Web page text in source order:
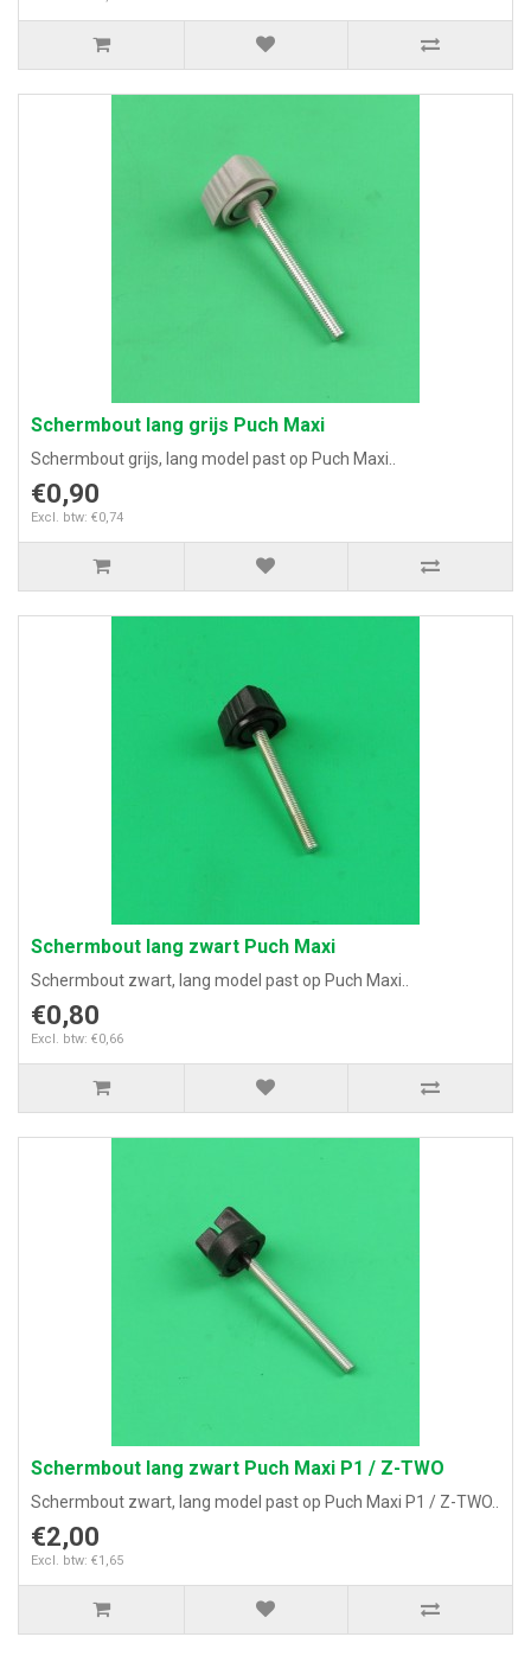
Schermbout lang grijs Puch Maxi
Schermbout grijs, lang model past op Puch Maxi..
€0,90
Excl. btw: €0,74
Schermbout lang zwart Puch Maxi
Schermbout zwart, lang model past op Puch Maxi..
€0,80
Excl. btw: €0,66
Schermbout lang zwart Puch Maxi P1 / Z-TWO
Schermbout zwart, lang model past op Puch Maxi P1 / Z-TWO..
€2,00
Excl. btw: €1,65